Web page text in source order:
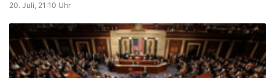
20. Juli, 21:10 Uhr